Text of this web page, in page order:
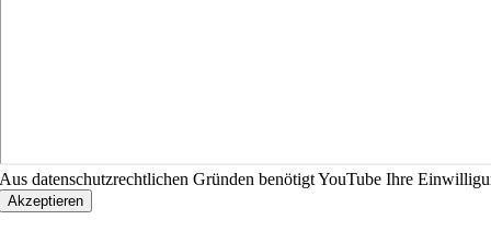
Aus datenschutzrechtlichen Gründen benötigt YouTube Ihre
Akzeptieren